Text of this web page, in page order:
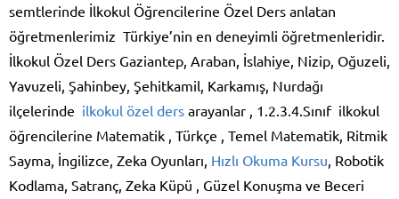
semtlerinde İlkokul Öğrencilerine Özel Ders anlatan
öğretmenlerimiz Türkiye’nin en deneyimli öğretmenleridir.
İlkokul Özel Ders Gaziantep, Araban, İslahiye, Nizip, Oğuzeli,
Yavuzeli, Şahinbey, Şehitkamil, Karkamış, Nurdağı
ilçelerinde ilkokul özel ders arayanlar , 1.2.3.4.Sınıf ilkokul
öğrencilerine Matematik , Türkçe , Temel Matematik, Ritmik
Sayma, İngilizce, Zeka Oyunları, Hızlı Okuma Kursu , Robotik
Kodlama, Satranç, Zeka Küpü , Güzel Konuşma ve Beceri